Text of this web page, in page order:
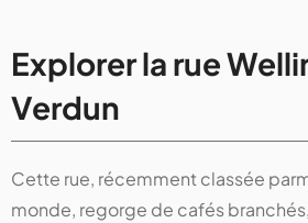
Explorer la rue
Verdun
Cette rue, récemment classée
monde, regorge de cafés